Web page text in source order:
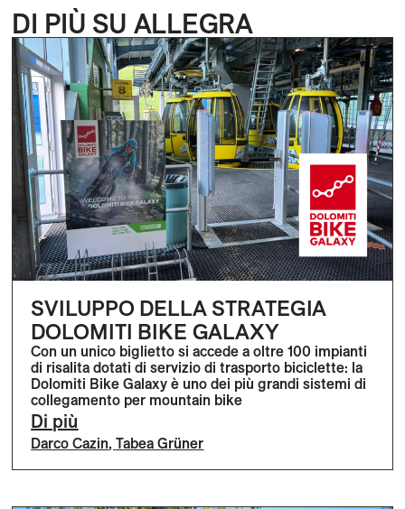
DI PIÙ SU ALLEGRA
SVILUPPO DELLA STRATEGIA
DOLOMITI BIKE GALAXY
Con un unico biglietto si accede a oltre 100 impianti
di risalita dotati di servizio di trasporto biciclette: la
Dolomiti Bike Galaxy è uno dei più grandi sistemi di
collegamento per mountain bike
Di più
Darco Cazin,Tabea Grüner